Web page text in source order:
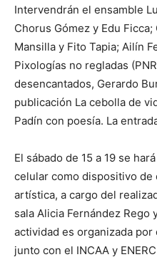
Intervendrán el ensamble
Chorus Gómez y Edu
Mansilla y Fito Tapia; Ailín
Pixologías no regladas
desencantados, Gerardo
publicación La cebolla de
Padín con poesía. La
El sábado de 15 a 19 se
celular como dispositivo
artística, a cargo del
sala Alicia Fernández
actividad es organizada
junto con el INCAA y